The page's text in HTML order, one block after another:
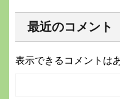
最近のコメント
表示できるコメントは